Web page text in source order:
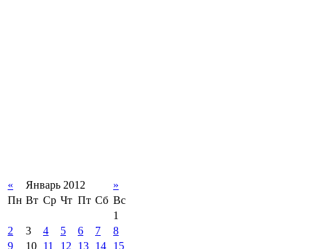
« Январь 2012
»
Пн Вт Ср Чт Пт Сб Вс
1
2
3 4 5 6 7
8
9
10 11 12 13 14
15